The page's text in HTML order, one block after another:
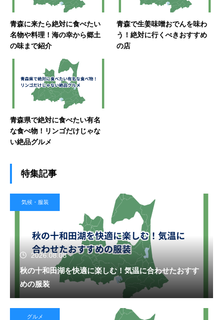
青森に来たら絶対に食べたい
名物や料理！海の幸から郷土
の味まで紹介
青森で生姜味噌おでんを味わ
う！絶対に行くべきおすすめ
の店
青森県で絶対に食べたい有名
な食べ物！リンゴだけじゃな
い絶品グルメ
特集記事
気候・服装
2026.08.08
秋の十和田湖を快適に楽しむ！気温に合わせたおすす
めの服装
グルメ